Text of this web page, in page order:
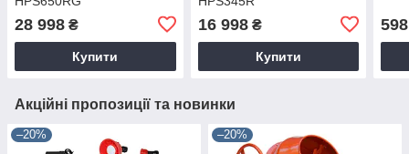
28 998 ₴
Купити
16 998₴
Купити
598
Акційні пропозиції та новинки
–20% –20%